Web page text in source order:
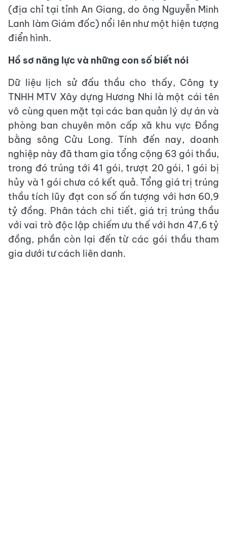
(địa chỉ tại tỉnh An Giang, do ông Nguyễn Minh
Lanh làm Giám đốc) nổi lên như một hiện tượng
điển hình.
Hồ sơ năng lực và những con số biết nói
Dữ liệu lịch sử đấu thầu cho thấy, Công ty
TNHH MTV Xây dựng Hương Nhi là một cái tên
vô cùng quen mặt tại các ban quản lý dự án và
phòng ban chuyên môn cấp xã khu vực Đồng
bằng sông Cửu Long. Tính đến nay, doanh
nghiệp này đã tham gia tổng cộng 63 gói thầu,
trong đó trúng tới 41 gói, trượt 20 gói, 1 gói bị
hủy và 1 gói chưa có kết quả. Tổng giá trị trúng
thầu tích lũy đạt con số ấn tượng với hơn 60,9
tỷ đồng. Phân tách chi tiết, giá trị trúng thầu
với vai trò độc lập chiếm ưu thế với hơn 47,6 tỷ
đồng, phần còn lại đến từ các gói thầu tham
gia dưới tư cách liên danh.